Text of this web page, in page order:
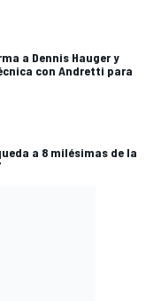
a Dennis Hauger y
con Andretti para
a 8 milésimas de la